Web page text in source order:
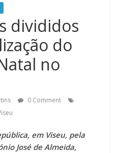
divididos
do
no
0 Comment
em Viseu, pela
José de Almeida,